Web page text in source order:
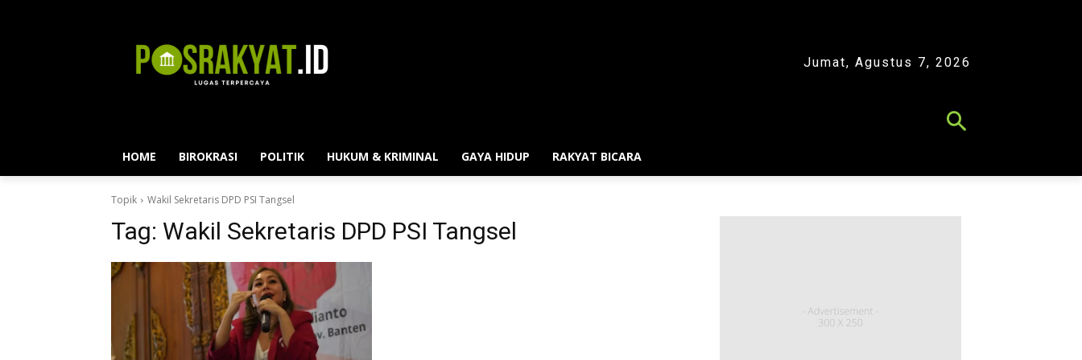
Jumat, Agustus 7, 2026
HOME BIROKRASI POLITIK HUKUM & KRIMINAL GAYA HIDUP RAKYAT BICARA
Topik Wakil Sekretaris DPD PSI Tangsel
Tag: Wakil Sekretaris DPD PSI Tangsel